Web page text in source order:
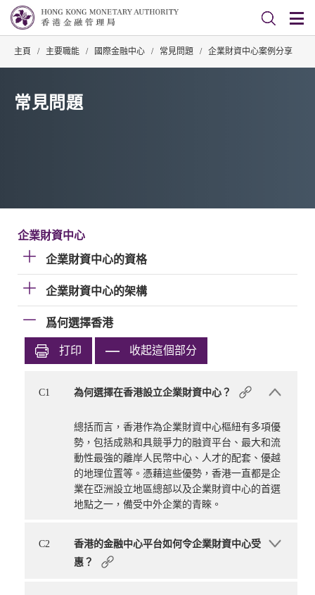
主頁 / 主要職能 / 國際金融中心 / 常見問題 / 企業財資中心案例分享
常見問題
企業財資中心
企業財資中心的資格
企業財資中心的架構
爲何選擇香港
打印 收起這個部分
C1 為何選擇在香港設立企業財資中心？
總括而言，香港作為企業財資中心樞紐有多項優
勢，包括成熟和具競爭力的融資平台、最大和流
動性最強的離岸人民幣中心、人才的配套、優越
的地理位置等。憑藉這些優勢，香港一直都是企
業在亞洲設立地區總部以及企業財資中心的首選
地點之一，備受中外企業的青睞。
C2
香港的金融中心平台如何令企業財資中心受
惠？